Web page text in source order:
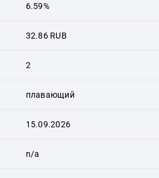
6.59%
32.86 RUB
2
плавающий
15.09.2026
n/a